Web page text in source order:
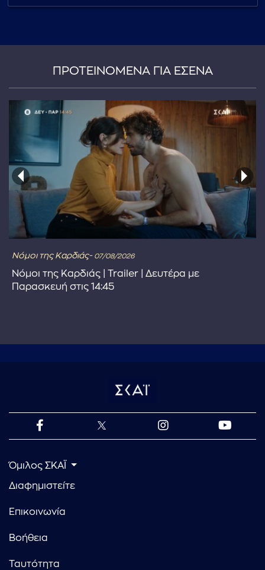
ΠΡΟΤΕΙΝΟΜΕΝΑ ΓΙΑ ΕΣΕΝΑ
Νόμοι της Καρδιάς- 07/08/2026
Νόμοι της Καρδιάς | Trailer | Δευτέρα με
Παρασκευή στις 14:45
Όμιλος ΣΚΑΪ
Διαφημιστείτε
Επικοινωνία
Βοήθεια
Ταυτότητα